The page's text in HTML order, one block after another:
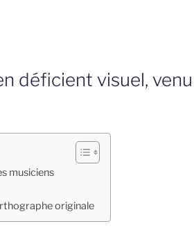
déficient visuel,
musiciens
originale